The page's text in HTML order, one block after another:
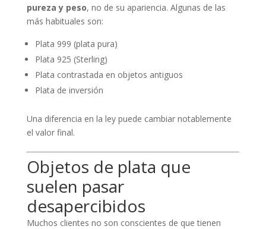
pureza y peso, no de su apariencia. Algunas de las
más habituales son:
Plata 999 (plata pura)
Plata 925 (Sterling)
Plata contrastada en objetos antiguos
Plata de inversión
Una diferencia en la ley puede cambiar notablemente
el valor final.
Objetos de plata que
suelen pasar
desapercibidos
Muchos clientes no son conscientes de que tienen